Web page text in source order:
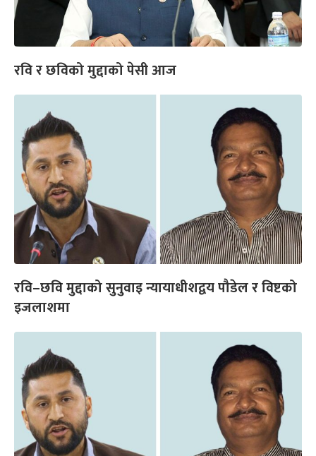
रवि र छविको मुद्दाको पेसी आज
रवि–छवि मुद्दाको सुनुवाइ न्यायाधीशद्वय पौडेल र विष्टको
इजलाशमा